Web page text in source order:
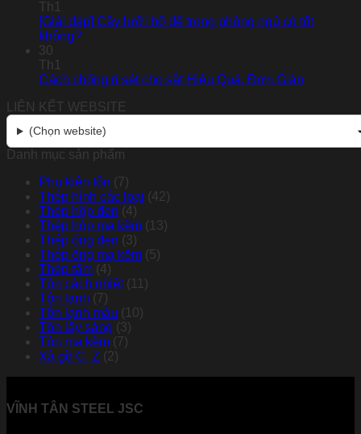
Th1
[Giải đáp] Cây lưỡi hổ để trong phòng ngủ có tốt
không?
30
Th1
Cách chống rỉ sét cho sắt Hiệu Quả, Đơn Giản
LIÊN KẾT WEBSITE
(Chọn website)
Danh mục sản phẩm
Phụ kiện tôn (7)
Thép hình các loại (42)
Thép hộp đen (4)
Thép hộp mạ kẽm (13)
Thép ống đen (3)
Thép ống mạ kẽm (5)
Thép tấm (4)
Tôn cách nhiệt (11)
Tôn lạnh (7)
Tôn lạnh màu (10)
Tôn lấy sáng (3)
Tôn mạ kẽm (7)
Xà gồ C, Z (2)
VĨNH TÂN STEEL JSC